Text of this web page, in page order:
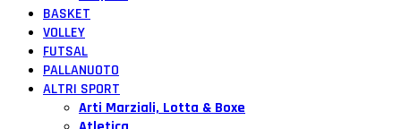
BASKET
VOLLEY
FUTSAL
PALLANUOTO
ALTRI SPORT
Arti Marziali, Lotta & Boxe